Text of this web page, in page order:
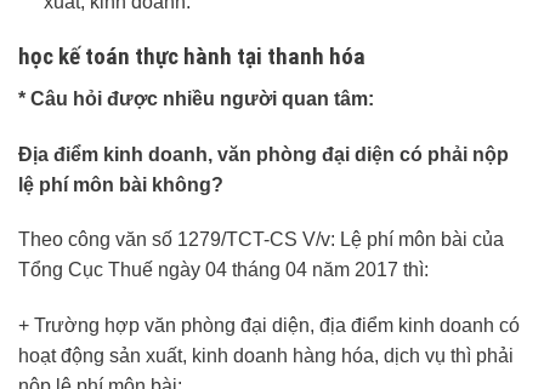
học kế toán thực hành tại thanh hóa
* Câu hỏi được nhiều người quan tâm:
Địa điểm kinh doanh, văn phòng đại diện có phải nộp
lệ phí môn bài không?
Theo công văn số 1279/TCT-CS V/v: Lệ phí môn bài của
Tổng Cục Thuế ngày 04 tháng 04 năm 2017 thì:
+ Trường hợp văn phòng đại diện, địa điểm kinh doanh có
hoạt động sản xuất, kinh doanh hàng hóa, dịch vụ thì phải